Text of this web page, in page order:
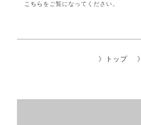
こちら をご覧になってください。
》 トップ》